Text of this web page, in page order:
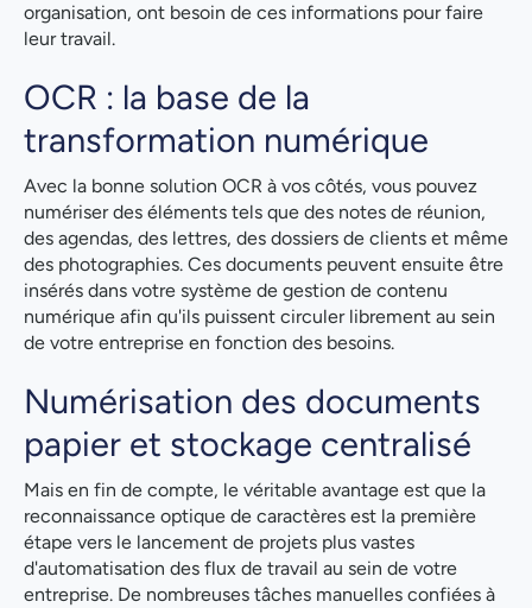
organisation, ont besoin de ces informations pour faire
leur travail.
OCR : la base de la
transformation numérique
Avec la bonne solution OCR à vos côtés, vous pouvez
numériser des éléments tels que des notes de réunion,
des agendas, des lettres, des dossiers de clients et même
des photographies. Ces documents peuvent ensuite être
insérés dans votre système de gestion de contenu
numérique afin qu'ils puissent circuler librement au sein
de votre entreprise en fonction des besoins.
Numérisation des documents
papier et stockage centralisé
Mais en fin de compte, le véritable avantage est que la
reconnaissance optique de caractères est la première
étape vers le lancement de projets plus vastes
d'automatisation des flux de travail au sein de votre
entreprise. De nombreuses tâches manuelles confiées à